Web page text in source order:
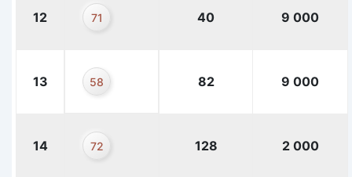
12 71 40 9 000
13 58 82 9 000
14 72 128 2 000